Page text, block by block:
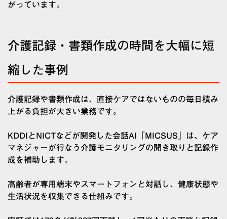
がっています。
介護記録・書類作成の時間を大幅に短
縮した事例
介護記録や書類作成は、直接ケアではないものの毎日積み
上がる負担が大きい業務です。
KDDIとNICTなどが開発した会話AI「MICSUS」は、ケア
マネジャーが行なう介護モニタリングの聞き取りと記録作
成を補助します。
高齢者が専用端末やスマートフォンと対話し、健康状態や
生活状況を収集できる仕組みです。